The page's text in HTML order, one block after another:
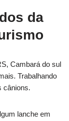
da
Cambará do sul
Trabalhando
cânions.
lanche em